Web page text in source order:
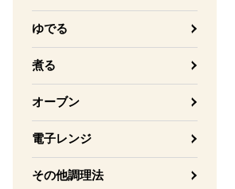
ゆでる
煮る
オーブン
電子レンジ
その他調理法